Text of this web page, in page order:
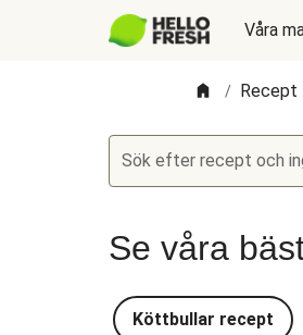
Våra
/ Recept
Sök efter recept och
Se våra
Köttbullar recept